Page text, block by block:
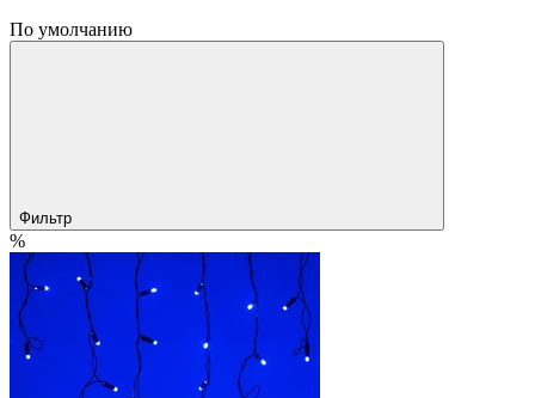
По умолчанию
Фильтр
%